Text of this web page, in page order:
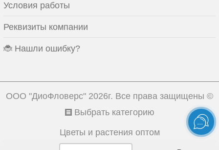
Условия работы
Реквизиты компании
🐞 Нашли ошибку?
ООО "ДиоФловерс" 2026г. Все права защищены ©
Выбрать категорию
Цветы и растения оптом